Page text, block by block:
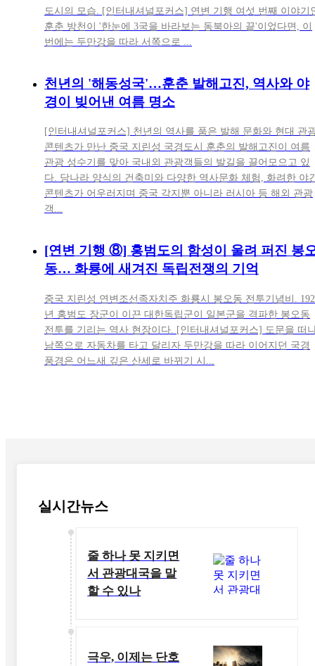
도시의 모습. [인터내셔널포커스] 연변 기행 여섯 번째 이야기
훈춘 방천이 '한눈에 3국을 바라보는 동북아의 끝'이었다면, 이
번에는 두만강을 따라 서쪽으로 ...
천년의 '해동성국'…훈춘 발해고진, 역사와 야
경이 빚어낸 여름 명소
[인터내셔널포커스] 천년의 역사를 품은 발해 문화와 현대 관
콘텐츠가 만난 중국 지린성 국경도시 훈춘의 발해고진이 여름
관광 성수기를 맞아 국내외 관광객들의 발길을 끌어모으고 있
다. 당나라 양식의 건축미와 다양한 역사문화 체험, 화려한 야
콘텐츠가 어우러지며 중국 각지뿐 아니라 러시아 등 해외 관광
객...
[연변 기행 ⑧] 홍범도의 함성이 울려 퍼진 봉
동… 화룡에 새겨진 독립전쟁의 기억
중국 지린성 연변조선족자치주 화룡시 봉오동 전투기념비.
년 홍범도 장군이 이끈 대한독립군이 일본군을 격파한 봉오동
전투를 기리는 역사 현장이다. [인터내셔널포커스] 도문을 떠
남쪽으로 자동차를 타고 달리자 두만강을 따라 이어지던 국경
풍경은 어느새 깊은 산세로 바뀌기 시...
실시간뉴스
줄 하나 못 지키면
서 관광대국을 말
할 수 있나
극우, 이제는 단호